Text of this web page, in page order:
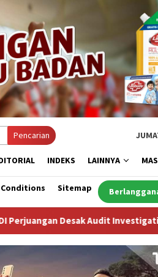
Pencarian
INDEKS LAINNYA
Conditions Sitemap
Investigatif WNA Asal